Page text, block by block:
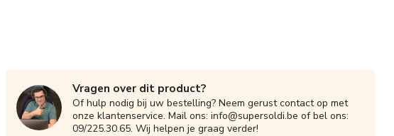
Vragen over dit product?
Of hulp nodig bij uw bestelling? Neem gerust contact op met
onze klantenservice. Mail ons: info@supersoldi.be of bel ons:
09/225.30.65. Wij helpen je graag verder!